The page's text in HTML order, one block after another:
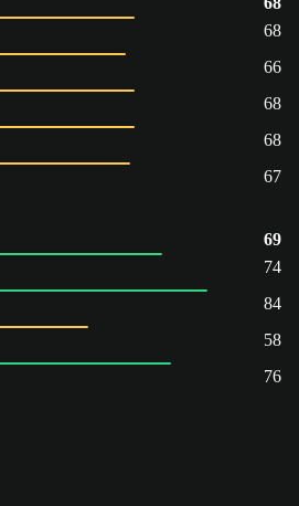
68
66
68
68
67
69
74
84
58
76